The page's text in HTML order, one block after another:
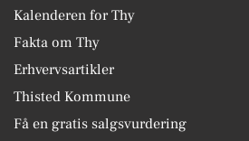
Kalenderen for Thy
Fakta om Thy
Erhvervsartikler
Thisted Kommune
Få en gratis salgsvurdering